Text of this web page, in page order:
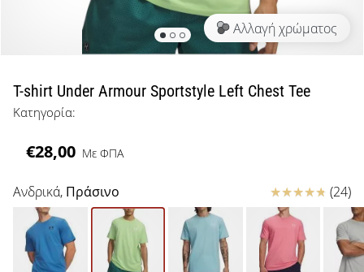
μπάσκετ
όπως
εμείς;
μαζί
ως
πρεσβευτής
της
μάρκας
μας.
Αλλαγή χρώματος
T-shirt Under Armour Sportstyle Left Chest Tee
Κατηγορία:
€28,00 Με ΦΠΑ
Ανδρικά, Πράσινο Κριτικές (24)